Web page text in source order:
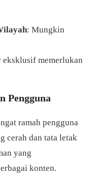
: Mungkin
eksklusif memerlukan
Pengguna
ramah pengguna
cerah dan tata letak
yang
konten.